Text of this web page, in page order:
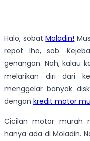
Halo, sobatMoladin!
repot lho, sob.
genangan. Nah, kalau
melarikan diri dari
menggelar banyak
dengan kredit motor
Cicilan motor murah
hanya ada di Moladin.